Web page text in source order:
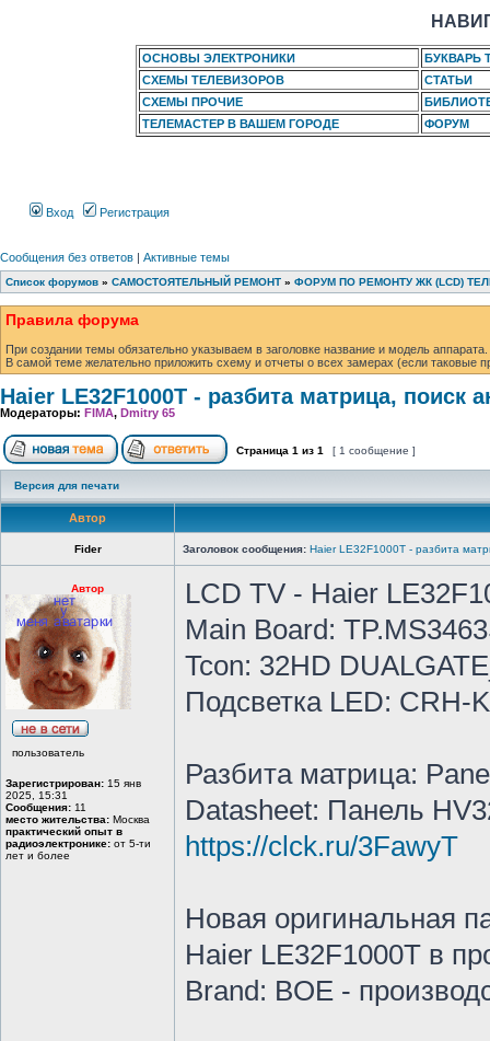
ОСНОВЫ ЭЛЕКТРОНИКИ
БУКВАРЬ
СХЕМЫ ТЕЛЕВИЗОРОВ
СТАТЬИ
СХЕМЫ ПРОЧИЕ
ТЕЛЕМАСТЕР В ВАШЕМ ГОРОДЕ
ФОРУМ
Вход Регистрация
Сообщения без ответов | Активные темы
Список форумов » САМОСТОЯТЕЛЬНЫЙ РЕМОНТ » ФОРУМ ПО РЕМОНТУ ЖК (LCD)
Правила форума
При создании темы обязательно указываем в заголовке название и модель аппарата.
В самой теме желательно приложить схему и отчеты о всех замерах (если таковые
Haier LE32F1000T - разбита матрица, поиск
Модераторы: FIMA, Dmitry 65
Страница 1 из 1 [ 1 сообщение ]
Версия для печати
Автор
Fider Заголовок сообщения: Haier LE32F1000T - разбита
Автор
пользователь
Зарегистрирован: 15 янв
2025, 15:31
Сообщения: 11
место жительства: Москва
практический опыт в
радиоэлектронике: от 5-ти
лет и более
LCD TV - Haier
Main Board:
Tcon: 32HD
Подсветка LED: CRH-
Разбита матрица:
Datasheet: Панель
https://clck.ru/3FawyT
Новая оригинальная
Haier LE32F1000T в
Brand: BOE -